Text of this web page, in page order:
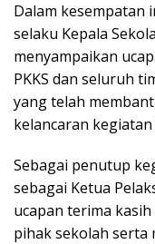
Dalam kesempatan
selaku Kepala
menyampaikan
PKKS dan seluruh
yang telah
kelancaran kegiatan
Sebagai penutup
sebagai Ketua
ucapan terima
pihak sekolah serta